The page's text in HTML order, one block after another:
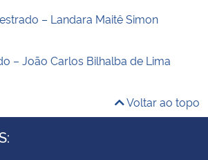
– Landara Maitê Simon
– João Carlos Bilhalba de Lima
Voltar ao topo